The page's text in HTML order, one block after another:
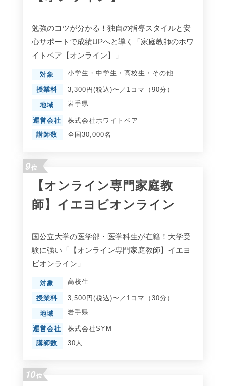
勉強のコツが分かる！独自の指導スタイルと安
心サポートで成績UPへと導く「家庭教師のホワ
イトベア【オンライン】」
対象 小学生 ・ 中学生 ・ 高校生 ・ その他
授業料 3,300円(税込)〜／1コマ（90分）
地域 岩手県
運営会社
株式会社ホワイトベア
講師数
全国30,000名
9位
【オンライン専門家庭教
師】イエヨビオンライン
国公立大学の医学部・医学科生が在籍！大学受
験に強い「【オンライン専門家庭教師】イエヨ
ビオンライン」
対象 高校生
授業料 3,500円(税込)〜／1コマ（30分）
地域 岩手県
運営会社
株式会社SYM
講師数
30人
10位